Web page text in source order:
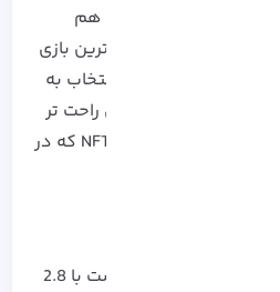
همونطور که قبلاً گفتیم، همه بازی‌ های NFT مثل هم
دارن و انتخاب بهترین بازی
می‌ تونه باشه. پس انتخاب به
بستی داره. برای راحت‌ تر
کردن انتخابت اینجا یه لیست از بهترین بازی‌ های NFT که در
Axie Infinity یکی از بزرگ‌ ترین بازی‌ های NFT هست با 2.8